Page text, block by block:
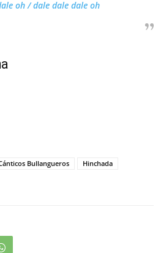
oh / dale dale dale oh
Bullangueros
Hinchada